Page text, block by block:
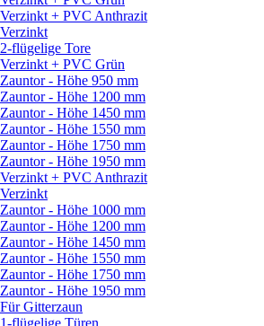
Verzinkt + PVC Anthrazit
Verzinkt
2-flügelige Tore
Verzinkt + PVC Grün
Zauntor - Höhe 950 mm
Zauntor - Höhe 1200 mm
Zauntor - Höhe 1450 mm
Zauntor - Höhe 1550 mm
Zauntor - Höhe 1750 mm
Zauntor - Höhe 1950 mm
Verzinkt + PVC Anthrazit
Verzinkt
Zauntor - Höhe 1000 mm
Zauntor - Höhe 1200 mm
Zauntor - Höhe 1450 mm
Zauntor - Höhe 1550 mm
Zauntor - Höhe 1750 mm
Zauntor - Höhe 1950 mm
Für Gitterzaun
1-flügelige Türen